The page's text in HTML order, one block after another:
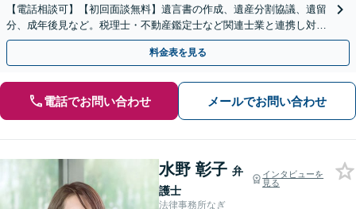
【電話相談可】【初回面談無料】遺言書の作成、遺産分割協議、遺留
分、成年後見など。税理士・不動産鑑定士など関連士業と連携し対応
可能です
料金表を見る
電話でお問い合わせ メールでお問い合わせ
水野 彰子 弁
護士
インタビューを
見る
法律事務所なぎ